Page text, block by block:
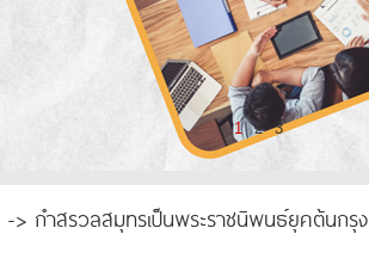
1 2 3
-> กำสรวลสมุทรเป็นพระราชนิพนธ์ยุคต้นกรุง